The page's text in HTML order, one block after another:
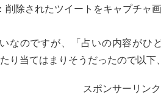
削除されたツイートをキャプチャ
なのですが、「占いの内容がひ
り当てはまりそうだったので以下
スポンサーリンク